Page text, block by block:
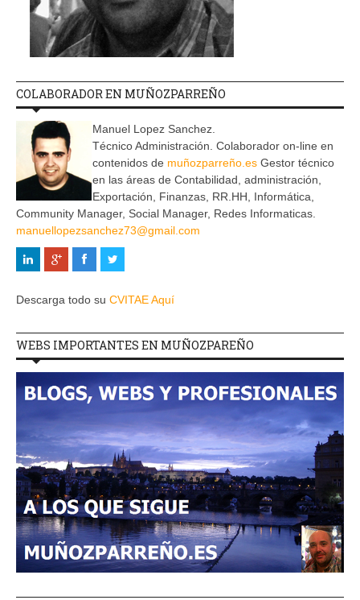
COLABORADOR EN MUÑOZPARREÑO
Manuel Lopez Sanchez.
Técnico Administración. Colaborador on-line en
contenidos de muñozparreño.es Gestor técnico
en las áreas de Contabilidad, administración,
Exportación, Finanzas, RR.HH, Informática,
Community Manager, Social Manager, Redes Informaticas.
manuellopezsanchez73@gmail.com
Descarga todo su CVITAE Aquí
WEBS IMPORTANTES EN MUÑOZPAREÑO